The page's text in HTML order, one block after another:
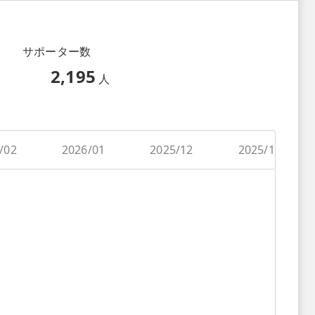
サポーター数
2,195 人
02 2026/01 2025/12 2025/11